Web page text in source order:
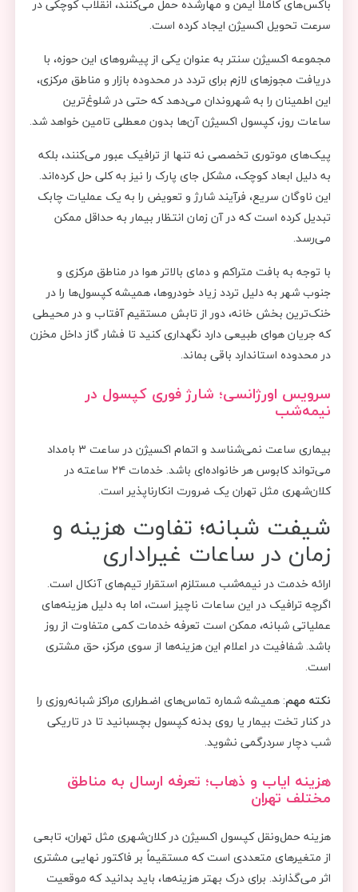
باکس‌های کاملاً ایمن و مهارشده حمل می‌کنند، انقلاب کوچکی در
سرعت تحویل اکسیژن ایجاد کرده است.
مجموعه اکسیژن سنتر به عنوان یکی از پیشروهای این حوزه، با
دریافت مجوزهای لازم برای تردد در محدوده بازار و مناطق مرکزی،
این اطمینان را به شهروندان می‌دهد که حتی در شلوغ‌ترین
ساعات روز، کپسول اکسیژن آن‌ها بدون معطلی تامین خواهد شد.
پیک‌های موتوری تخصصی نه تنها از ترافیک عبور می‌کنند، بلکه
به دلیل ابعاد کوچک، مشکل جای پارک را نیز به کلی حل کرده‌اند.
این ناوگان سریع، فرآیند شارژ و تعویض را به یک عملیات چابک
تبدیل کرده است که در آن زمان انتظار بیمار به حداقل ممکن
می‌رسد.
با توجه به بافت متراکم و دمای بالاتر هوا در مناطق مرکزی و
جنوب شهر به دلیل تردد زیاد خودروها، همیشه کپسول‌ها را در
خنک‌ترین بخش خانه، دور از تابش مستقیم آفتاب و در محیطی
که جریان هوای طبیعی دارد نگهداری کنید تا فشار گاز داخل مخزن
در محدوده استاندارد باقی بماند.
سرویس اورژانسی؛ شارژ فوری کپسول در
نیمه‌شب
بیماری ساعت نمی‌شناسد و اتمام اکسیژن در ساعت ۳ بامداد
می‌تواند کابوس هر خانواده‌ای باشد. خدمات ۲۴ ساعته در
کلان‌شهری مثل تهران یک ضرورت انکارناپذیر است.
شیفت شبانه؛ تفاوت هزینه و
زمان در ساعات غیراداری
ارائه خدمت در نیمه‌شب مستلزم استقرار تیم‌های آنکال است.
اگرچه ترافیک در این ساعات ناچیز است، اما به دلیل هزینه‌های
عملیاتی شبانه، ممکن است تعرفه خدمات کمی متفاوت از روز
باشد. شفافیت در اعلام این هزینه‌ها از سوی مرکز، حق مشتری
است.
نکته مهم: همیشه شماره تماس‌های اضطراری مراکز شبانه‌روزی را
در کنار تخت بیمار یا روی بدنه کپسول بچسبانید تا در تاریکی
شب دچار سردرگمی نشوید.
هزینه ایاب و ذهاب؛ تعرفه ارسال به مناطق
مختلف تهران
هزینه حمل‌ونقل کپسول اکسیژن در کلان‌شهری مثل تهران، تابعی
از متغیرهای متعددی است که مستقیماً بر فاکتور نهایی مشتری
اثر می‌گذارند. برای درک بهتر هزینه‌ها، باید بدانید که موقعیت